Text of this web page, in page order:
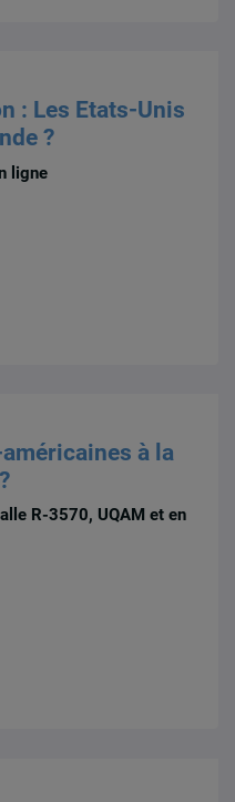
: Les Etats-Unis
?
ligne
à la
R-3570, UQAM et en